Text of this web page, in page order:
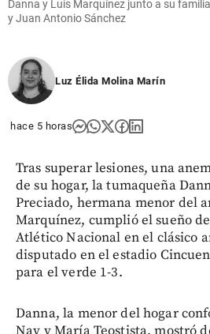
Danna y Luis Marquínez junto a su
y Juan Antonio Sánchez
Luz Élida Molina Marín
hace 5 horas
Tras superar lesiones, una
de su hogar, la tumaqueña
Preciado, hermana menor del
Marquínez, cumplió el sueño
Atlético Nacional en el clásico
disputado en el estadio
para el verde 1-3.
Danna, la menor del hogar